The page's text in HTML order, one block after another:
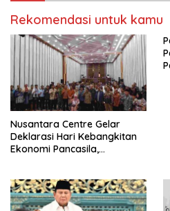
Rekomendasi untuk kamu
Nusantara Centre Gelar
Deklarasi Hari Kebangkitan
Ekonomi Pancasila,
Penjajahan (Pergolakan
Ekonomi Politik Indonesia) &